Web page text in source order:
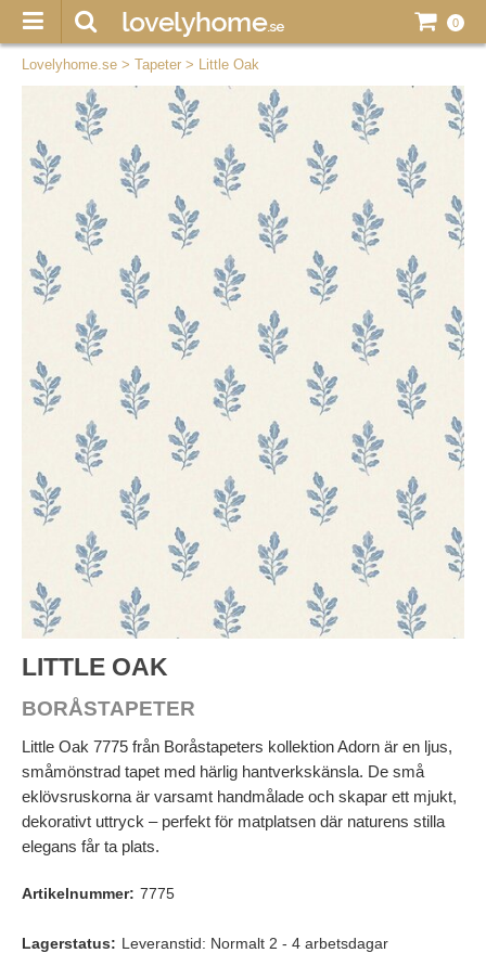
0
Lovelyhome.se > Tapeter > Little Oak
LITTLE OAK
BORÅSTAPETER
Little Oak 7775 från Boråstapeters kollektion Adorn är en ljus,
småmönstrad tapet med härlig hantverkskänsla. De små
eklövsruskorna är varsamt handmålade och skapar ett mjukt,
dekorativt uttryck – perfekt för matplatsen där naturens stilla
elegans får ta plats.
Artikelnummer: 7775
Lagerstatus: Leveranstid: Normalt 2 - 4 arbetsdagar